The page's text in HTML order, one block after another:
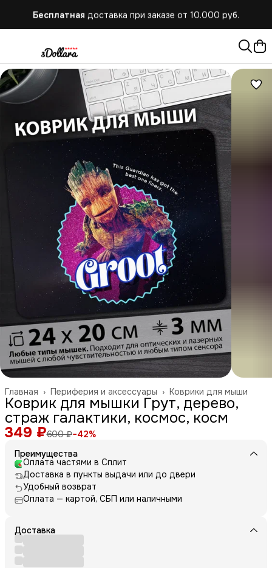
Бесплатная доставка при заказе от 10.000 руб.
Коврики для мыши
Периферия и аксессуары ›
Главная ›
Коврик для мышки Грут, дерево,
страж галактики, космос, косм
349 ₽600 ₽−42%
Преимущества
Оплата частями в Сплит
Доставка в пункты выдачи или до двери
Удобный возврат
Оплата — картой, СБП или наличными
Доставка